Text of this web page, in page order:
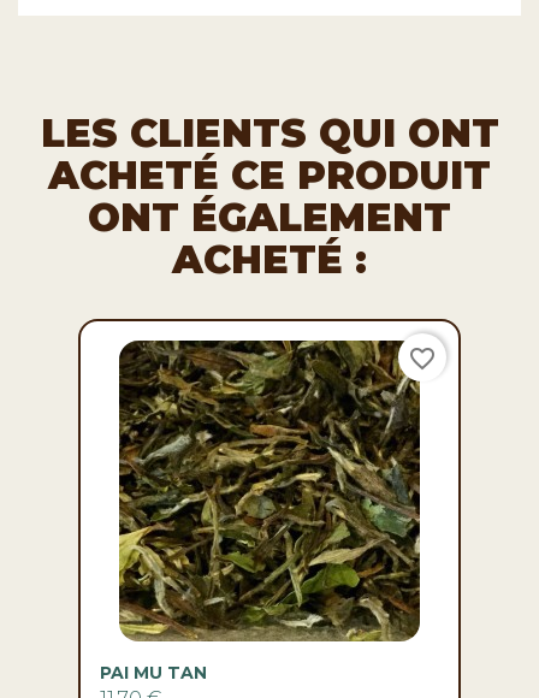
LES CLIENTS QUI ONT
ACHETÉ :
PAI MU TAN
11,70 €